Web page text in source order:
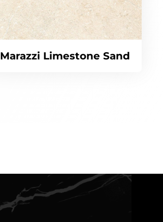
Marazzi Limestone Sand